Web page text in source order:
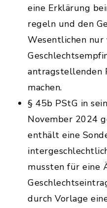
eine Erklärung
regeln und den
Wesentlichen nur
antragstellenden
machen.
§ 45b PStG in
November 2024
enthält eine
mussten für eine
durch Vorlage